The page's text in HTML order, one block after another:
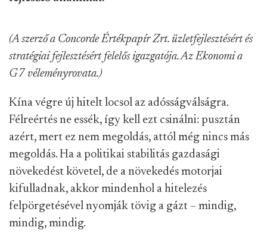
(A szerző a Concorde Értékpapír Zrt. üzletfejlesztésért és
stratégiai fejlesztésért felelős igazgatója. Az Ekonomi a
G7 véleményrovata.)
Kína végre új hitelt locsol az adósságválságra.
Félreértés ne essék, így kell ezt csinálni: pusztán
azért, mert ez nem megoldás, attól még nincs más
megoldás. Ha a politikai stabilitás gazdasági
növekedést követel, de a növekedés motorjai
kifulladnak, akkor mindenhol a hitelezés
felpörgetésével nyomják tövig a gázt – mindig,
mindig, mindig.